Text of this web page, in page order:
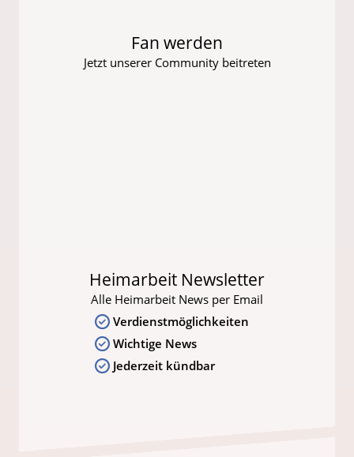
Fan werden
Jetzt unserer Community beitreten
Heimarbeit Newsletter
Alle Heimarbeit News per Email
Verdienstmöglichkeiten
Wichtige News
Jederzeit kündbar